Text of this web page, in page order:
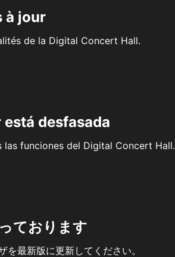
à jour
de la Digital Concert Hall.
desfasada
funciones del Digital Concert Hall.
ております
最新版に更新してください。